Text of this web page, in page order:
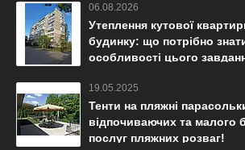
06.08.2026
Утеплення кутової
будинку: що потрібно
особливості цього
19.05.2025
Тенти на пляжні
відпочиваючих та малого
послуг пляжних розваг!